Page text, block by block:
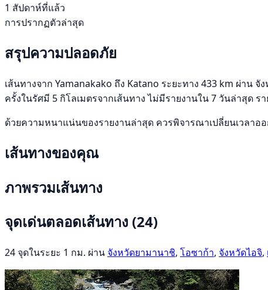
1 สัปดาห์ที่แล้ว
การปรากฏตัวล่าสุด
สรุปความปลอดภัย
เส้นทางจาก Yamanakako ถึง Katano ระยะทาง 433 km ผ่าน
ครั้งในรัศมี 5 กิโลเมตรจากเส้นทาง ไม่มีรายงานใน 7 วันล่าสุด
ด้วยความหนาแน่นของรายงานล่าสุด ควรพิจารณาเปลี่ยนเวลาอ
เส้นทางของคุณ
ภาพรวมเส้นทาง
จุดเด่นตลอดเส้นทาง (24)
24 จุดในระยะ 1 กม. ผ่าน จังหวัดยามานาชิ, โอซาก้า, จังหวัดไอจิ,